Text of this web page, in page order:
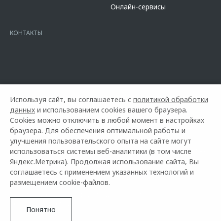
Кредит предоставляет АО Альфа-Банк. ИНН
16.01.2015. Предложение ограничено и не является публичной
Онлайн-сервисы
КОНТАКТЫ
Горячая линия OMODA: +7 (8442) 22-10-90
Используя сайт, вы соглашаетесь с политикой обработки
данных и использованием cookies вашего браузера.
Cookies можно отключить в любой момент в настройках
браузера. Для обеспечения оптимальной работы и
улучшения пользовательского опыта на сайте могут
использоваться системы веб-аналитики (в том числе
Яндекс.Метрика). Продолжая использование сайта, Вы
соглашаетесь с применением указанных технологий и
размещением cookie-файлов.
Понятно